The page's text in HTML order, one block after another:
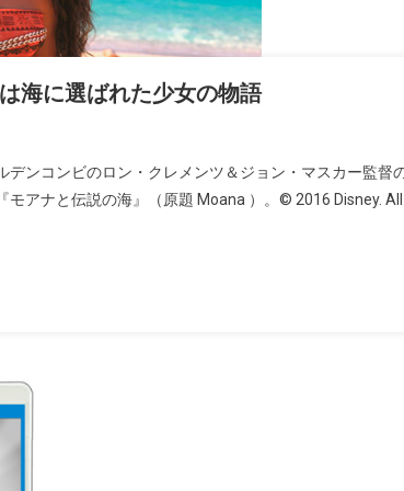
海に選ばれた少女の物語
ンコンビのロン・クレメンツ＆ジョン・マスカー監督
アナと伝説の海』（原題 Moana ）。© 2016 Disney.